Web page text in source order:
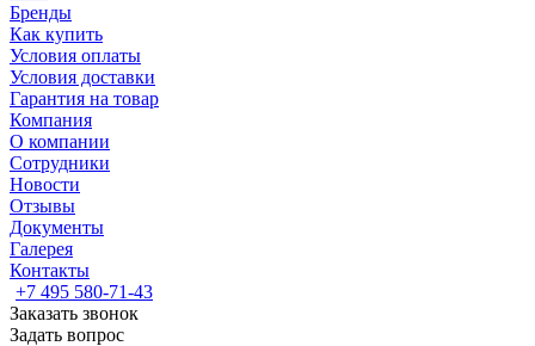
Бренды
Как купить
Условия оплаты
Условия доставки
Гарантия на товар
Компания
О компании
Сотрудники
Новости
Отзывы
Документы
Галерея
Контакты
+7 495 580-71-43
Заказать звонок
Задать вопрос